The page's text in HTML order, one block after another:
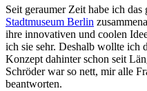
Seit geraumer Zeit habe ich
Stadtmuseum Berlin
ihre innovativen und coolen
ich sie sehr. Deshalb wollte ich
Konzept dahinter schon seit
Schröder war so nett, mir alle
beantworten.